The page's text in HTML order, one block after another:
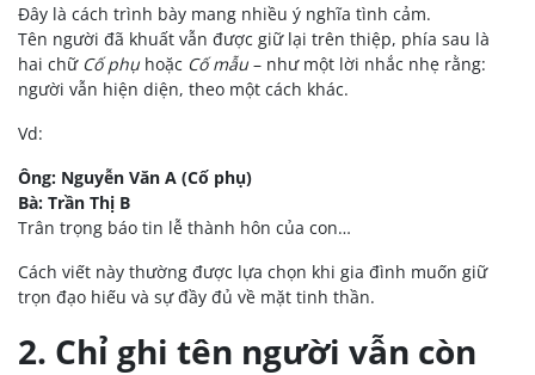
Đây là cách trình bày mang nhiều ý nghĩa tình cảm.
Tên người đã khuất vẫn được giữ lại trên thiệp, phía sau là
hai chữ Cố phụ hoặc Cố mẫu – như một lời nhắc nhẹ rằng:
người vẫn hiện diện, theo một cách khác.
Vd:
Ông: Nguyễn Văn A (Cố phụ)
Bà: Trần Thị B
Trân trọng báo tin lễ thành hôn của con…
Cách viết này thường được lựa chọn khi gia đình muốn giữ
trọn đạo hiếu và sự đầy đủ về mặt tinh thần.
2. Chỉ ghi tên người vẫn còn